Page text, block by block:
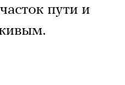
пути и